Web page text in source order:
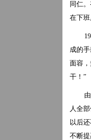
同仁
在下
成的
面容
干！”
人全
以后
不断